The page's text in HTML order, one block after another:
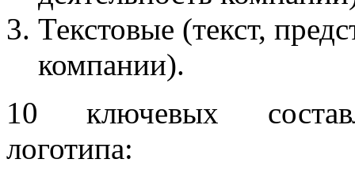
Текстовые (текст,
компании).
10 ключевых
лoготипа: